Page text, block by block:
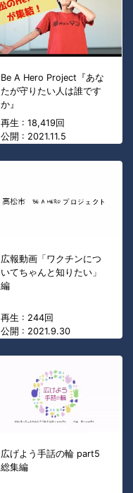
Be A Hero Project『あな
たが守りたい人は誰です
か』
再生 : 18,419回
公開 : 2021.11.5
広報動画「ワクチンにつ
いてちゃんと知りたい」
編
再生 : 244回
公開 : 2021.9.30
広げよう手話の輪 part5
総集編